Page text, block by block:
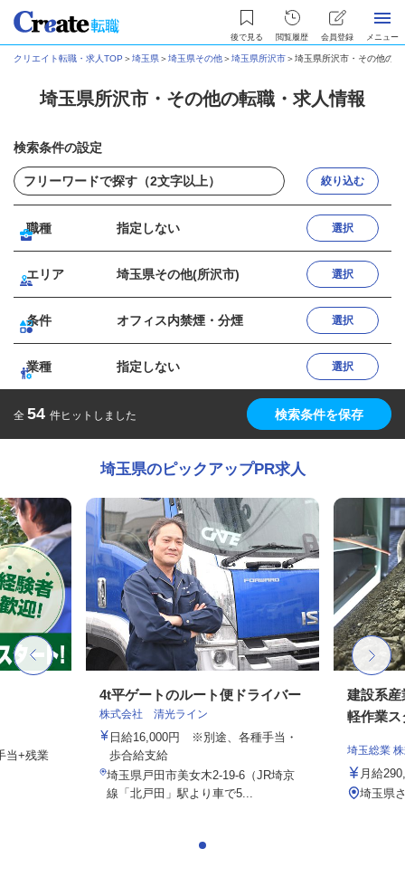
後で見る 閲覧履歴 会員登録 メニュー
クリエイト転職・求人TOP ＞埼玉県＞埼玉県その他＞埼玉県所沢市＞埼玉県所沢市・その他の
埼玉県所沢市・その他の転職・求人情報
検索条件の設定
絞り込む
職種 指定しない 選択
エリア 埼玉県その他(所沢市) 選択
条件 オフィス内禁煙・分煙 選択
業種 指定しない 選択
全 54 件ヒットしました 検索条件を保存
埼玉県のピックアップPR求人
当+残業
4t平ゲートのルート便ドライバー
株式会社 清光ライン
日給16,000円 ※別途、各種手当・
歩合給支給
埼玉県戸田市美女木2-19-6（JR埼京
線「北戸田」駅より車で5...
建設系産
軽作業ス
埼玉総業
月給
埼玉県